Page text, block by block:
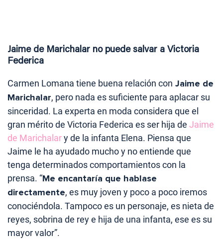
Jaime de Marichalar no puede salvar a Victoria
Federica
Carmen Lomana tiene buena relación con Jaime de
Marichalar, pero nada es suficiente para aplacar su
sinceridad. La experta en moda considera que el
gran mérito de Victoria Federica es ser hija de Jaime
de Marichalary de la infanta Elena. Piensa que
Jaime le ha ayudado mucho y no entiende que
tenga determinados comportamientos con la
prensa. “Me encantaría que hablase
directamente, es muy joven y poco a poco iremos
conociéndola. Tampoco es un personaje, es nieta de
reyes, sobrina de rey e hija de una infanta, ese es su
mayor valor”.